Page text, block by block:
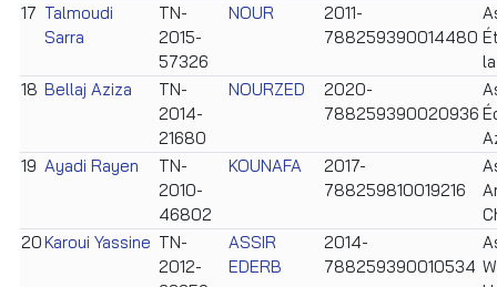
17 Talmoudi
Sarra
TN-
2015-
57326
NOUR
2011-
788259390014480
18 Bellaj Aziza
TN-
2014-
21680
NOURZED
2020-
788259390020936
19 Ayadi Rayen
TN-
2010-
46802
KOUNAFA
2017-
788259810019216
20Karoui Yassine TN-
2012-
ASSIR
EDERB
2014-
788259390010534